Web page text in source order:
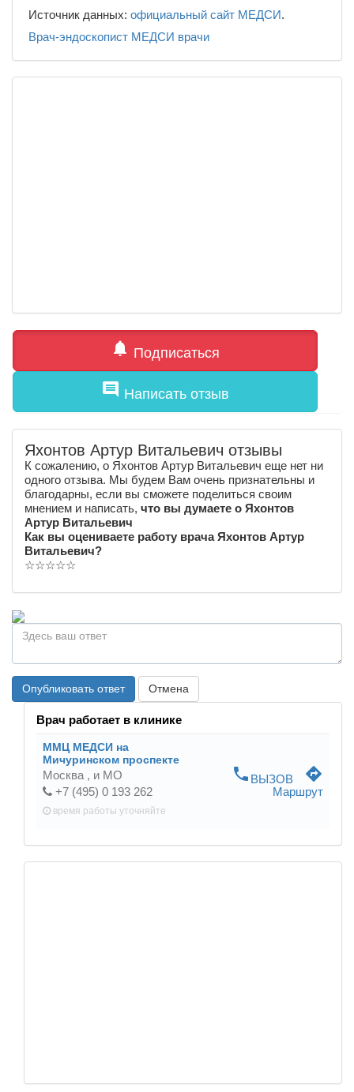
Источник данных: официальный сайт МЕДСИ.
Врач-эндоскопист МЕДСИ врачи
notifications Подписаться
comment Написать отзыв
Яхонтов Артур Витальевич отзывы
К сожалению, о Яхонтов Артур Витальевич еще нет ни
одного отзыва. Мы будем Вам очень признательны и
благодарны, если вы сможете поделиться своим
мнением и написать, что вы думаете о Яхонтов
Артур Витальевич
Как вы оцениваете работу врача Яхонтов Артур
Витальевич?
☆☆☆☆☆
Опубликовать ответ Отмена
Врач работает в клинике
ММЦ МЕДСИ на
Мичуринском проспекте
Москва , и МО
+7 (495) 0 193 262
время работы уточняйте
phone ВЫЗОВ directions
Маршрут